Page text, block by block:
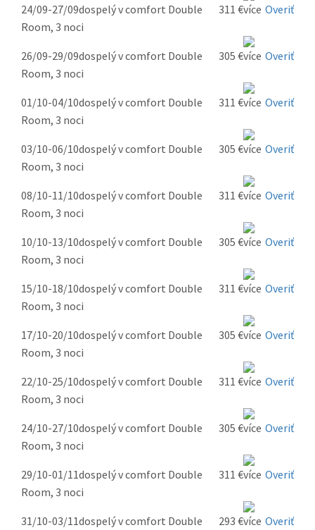
24/09-27/09dospelý v comfort Double
Room, 3 noci
311 € Overiť
26/09-29/09dospelý v comfort Double
Room, 3 noci
305 € Overiť
01/10-04/10dospelý v comfort Double
Room, 3 noci
311 € Overiť
03/10-06/10dospelý v comfort Double
Room, 3 noci
305 € Overiť
08/10-11/10dospelý v comfort Double
Room, 3 noci
311 € Overiť
10/10-13/10dospelý v comfort Double
Room, 3 noci
305 € Overiť
15/10-18/10dospelý v comfort Double
Room, 3 noci
311 € Overiť
17/10-20/10dospelý v comfort Double
Room, 3 noci
305 € Overiť
22/10-25/10dospelý v comfort Double
Room, 3 noci
311 € Overiť
24/10-27/10dospelý v comfort Double
Room, 3 noci
305 € Overiť
29/10-01/11dospelý v comfort Double
Room, 3 noci
311 € Overiť
31/10-03/11dospelý v comfort Double
293 € Overiť